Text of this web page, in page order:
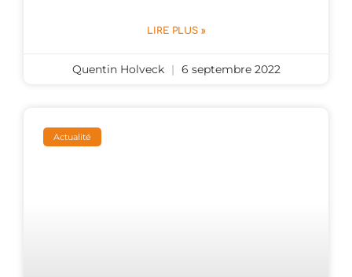
LIRE PLUS »
Quentin Holveck 6 septembre 2022
Actualité